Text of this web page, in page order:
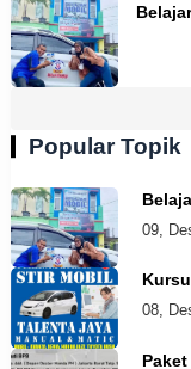
Popular Topik
09,
08,